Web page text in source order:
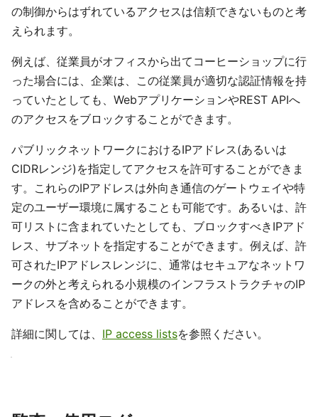
の制御からはずれているアクセスは信頼できないものと考
えられます。
例えば、従業員がオフィスから出てコーヒーショップに行
った場合には、企業は、この従業員が適切な認証情報を持
っていたとしても、WebアプリケーションやREST APIへ
のアクセスをブロックすることができます。
パブリックネットワークにおけるIPアドレス(あるいは
CIDRレンジ)を指定してアクセスを許可することができま
す。これらのIPアドレスは外向き通信のゲートウェイや特
定のユーザー環境に属することも可能です。あるいは、許
可リストに含まれていたとしても、ブロックすべきIPアド
レス、サブネットを指定することができます。例えば、許
可されたIPアドレスレンジに、通常はセキュアなネットワ
ークの外と考えられる小規模のインフラストラクチャのIP
アドレスを含めることができます。
詳細に関しては、 IP access listsを参照ください。